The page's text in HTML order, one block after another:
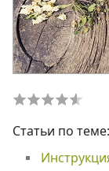
Статьи по теме: